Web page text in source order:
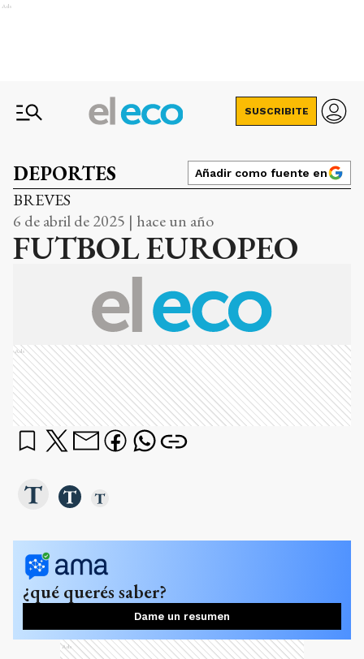
Ads
SUSCRIBITE
DEPORTES Añadir como fuente en
BREVES
6 de abril de 2025 | hace un año
FUTBOL EUROPEO
Ads
¿qué querés saber?
Dame un resumen
Ads